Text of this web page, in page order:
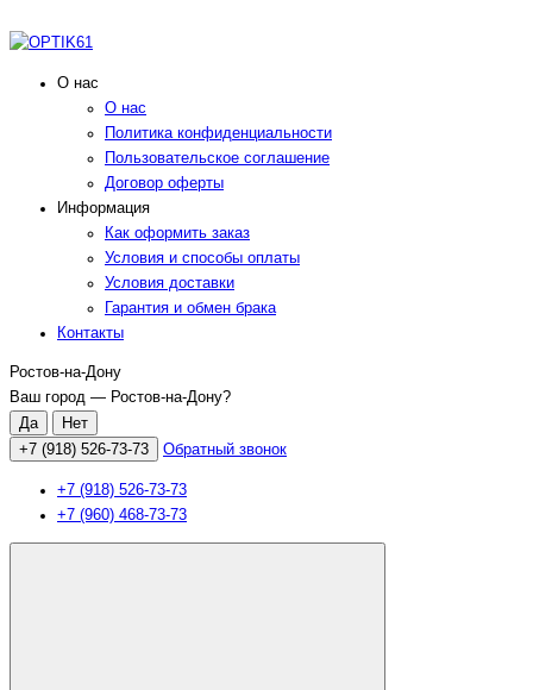
О нас
О нас
Политика конфиденциальности
Пользовательское соглашение
Договор оферты
Информация
Как оформить заказ
Условия и способы оплаты
Условия доставки
Гарантия и обмен брака
Контакты
Ростов-на-Дону
Ваш город — Ростов-на-Дону?
+7 (918) 526-73-73 Обратный звонок
+7 (918) 526-73-73
+7 (960) 468-73-73